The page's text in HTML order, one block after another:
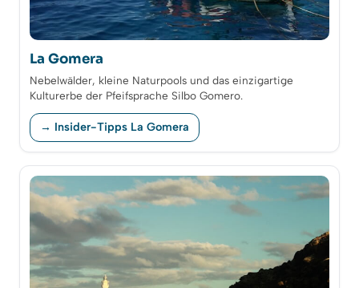
La Gomera
Nebelwälder, kleine Naturpools und das einzigartige
Kulturerbe der Pfeifsprache Silbo Gomero.
→ Insider-Tipps La Gomera